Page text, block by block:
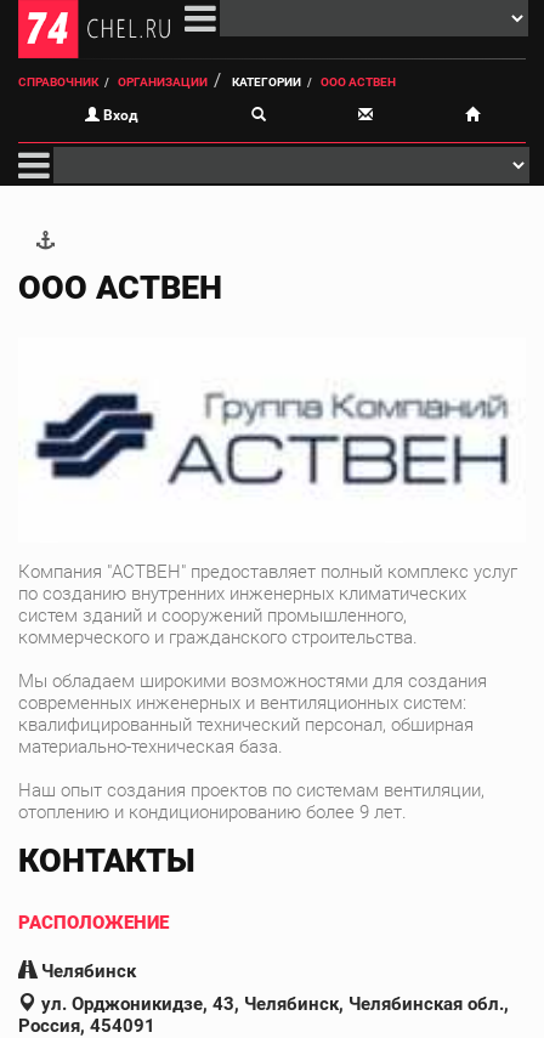
СПРАВОЧНИК ОРГАНИЗАЦИИ КАТЕГОРИИ ООО АСТВЕН
Вход
ООО АСТВЕН
Компания "АСТВЕН" предоставляет полный комплекс услуг
по созданию внутренних инженерных климатических
систем зданий и сооружений промышленного,
коммерческого и гражданского строительства.
Мы обладаем широкими возможностями для создания
современных инженерных и вентиляционных систем:
квалифицированный технический персонал, обширная
материально-техническая база.
Наш опыт создания проектов по системам вентиляции,
отоплению и кондиционированию более 9 лет.
КОНТАКТЫ
РАСПОЛОЖЕНИЕ
Челябинск
ул. Орджоникидзе, 43, Челябинск, Челябинская обл.,
Россия, 454091